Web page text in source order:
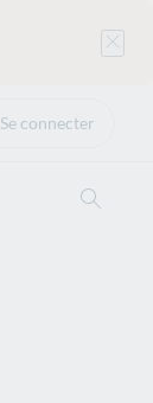
Se connecter